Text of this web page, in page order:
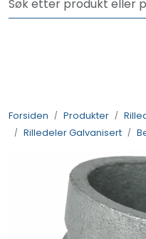
Skip to main content
Forsiden Produkter
Rilledeler Galvanisert
Rådgivning
Nyttige verktøy
Kontakt oss